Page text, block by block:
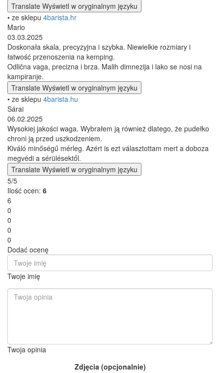
Translate Wyświetl w oryginalnym języku
• ze sklepu 4barista.hr
Mario
03.03.2025
Doskonała skala, precyzyjna i szybka. Niewielkie rozmiary i
łatwość przenoszenia na kemping.
Odlična vaga, precizna i brza. Malih dimnezija i lako se nosi na
kampiranje.
Translate Wyświetl w oryginalnym języku
• ze sklepu 4barista.hu
Sárai
06.02.2025
Wysokiej jakości waga. Wybrałem ją również dlatego, że pudełko
chroni ją przed uszkodzeniem.
Kiváló minőségű mérleg. Azért is ezt választottam mert a doboza
megvédi a sérülésektől.
Translate Wyświetl w oryginalnym języku
5/5
Ilość ocen: 6
6
0
0
0
0
Dodać ocenę
Twoje imię
Twoja opinia
Zdjęcia (opcjonalnie)